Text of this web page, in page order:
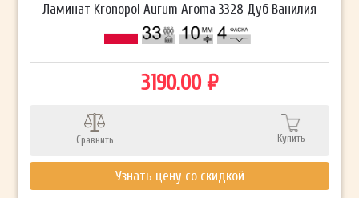
Ламинат Kronopol Aurum Aroma 3328 Дуб Ванилия
3190.00 ₽
Сравнить Купить
Узнать цену со скидкой